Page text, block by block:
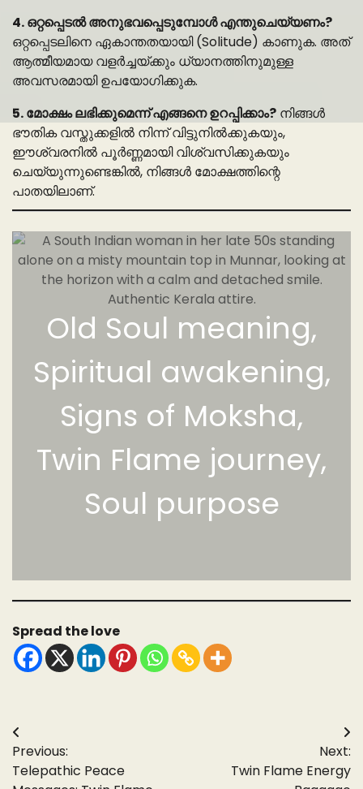
4. ഒറ്റപ്പെടൽ അനുഭവപ്പെടുമ്പോൾ എന്തുചെയ്യണം?
ഒറ്റപ്പെടലിനെ ഏകാന്തതയായി (Solitude) കാണുക. അത്
ആത്മീയമായ വളർച്ചയ്ക്കും ധ്യാനത്തിനുമുള്ള
അവസരമായി ഉപയോഗിക്കുക.
5. മോക്ഷം ലഭിക്കുമെന്ന് എങ്ങനെ ഉറപ്പിക്കാം? നിങ്ങൾ
ഭൗതിക വസ്തുക്കളിൽ നിന്ന് വിട്ടുനിൽക്കുകയും,
ഈശ്വരനിൽ പൂർണ്ണമായി വിശ്വസിക്കുകയും
ചെയ്യുന്നുണ്ടെങ്കിൽ, നിങ്ങൾ മോക്ഷത്തിന്റെ
പാതയിലാണ്.
Old Soul meaning,
Spiritual awakening,
Signs of Moksha,
Twin Flame journey,
Soul purpose
Spread the love
Post
navigation
Previous:
Telepathic Peace
Next:
Twin Flame Energy